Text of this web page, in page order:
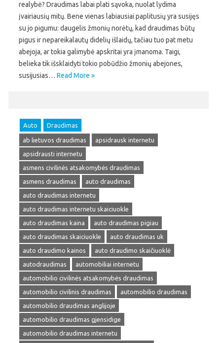
realybė? Draudimas labai plati sąvoka, nuolat lydima
įvairiausių mitų. Bene vienas labiausiai paplitusių yra susijęs
su jo pigumu: daugelis žmonių norėtų, kad draudimas būtų
pigus ir nepareikalautų didelių išlaidų, tačiau tuo pat metu
abejoja, ar tokia galimybė apskritai yra įmanoma. Taigi,
belieka tik išsklaidyti tokio pobūdžio žmonių abejones,
susijusias… Read More »
Auto Draudimas
ab lietuvos draudimas
apsidrausk internetu
apsidrausti internetu
asmens civilinės atsakomybės draudimas
asmens draudimas
auto draudimas
auto draudimas internetu
auto draudimas internetu skaiciuokle
auto draudimas kaina
auto draudimas pigiau
auto draudimas skaiciuokle
auto draudimas uk
auto draudimo kainos
auto draudimo skaičiuoklė
autodraudimas
automobiliai internetu
automobilio civilinės atsakomybės draudimas
automobilio civilinis draudimas
automobilio draudimas
automobilio draudimas anglijoje
automobilio draudimas gjensidige
automobilio draudimas internetu